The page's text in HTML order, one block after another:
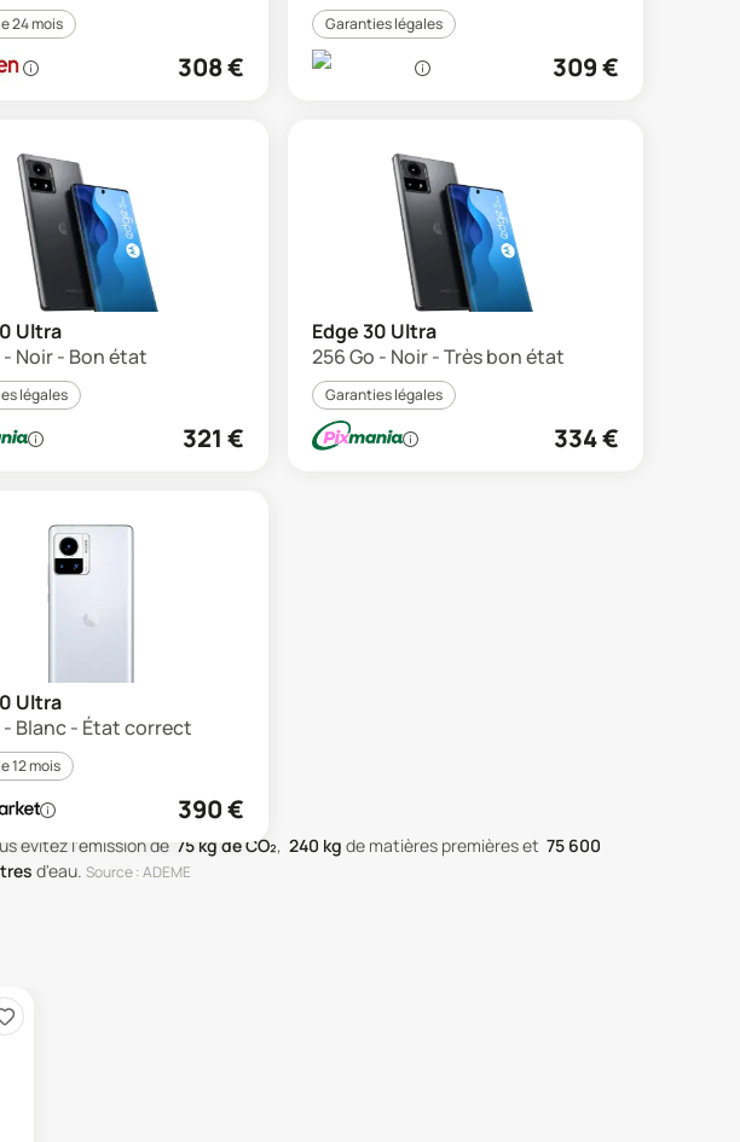
24 mois
308€
Garanties légales
309€
Ultra
- Noir - Bon état
légales
321 €
Edge 30 Ultra
256 Go - Noir - Très bon état
Garanties légales
334€
Ultra
- Blanc - État correct
12 mois
390€
évitez l'émission de 75 kg de CO₂, 240 kg de matières premièreset 75 600
d'eau. Source : ADEME